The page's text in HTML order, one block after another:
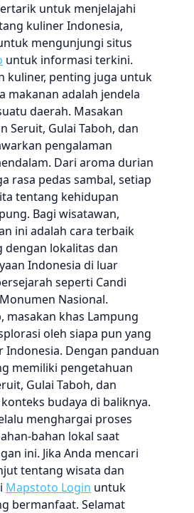
untuk menjelajahi
kuliner Indonesia,
mengunjungi situs
untuk informasi terkini.
kuliner, penting juga untuk
makanan adalah jendela
daerah. Masakan
Seruit, Gulai Taboh, dan
pengalaman
Dari aroma durian
rasa pedas sambal, setiap
tentang kehidupan
Bagi wisatawan,
ini adalah cara terbaik
lokalitas dan
Indonesia di luar
seperti Candi
Nasional.
masakan khas Lampung
oleh siapa pun yang
Indonesia. Dengan panduan
memiliki pengetahuan
Gulai Taboh, dan
budaya di baliknya.
menghargai proses
bahan lokal saat
ini. Jika Anda mencari
tentang wisata dan
Mapstoto Login untuk
bermanfaat. Selamat